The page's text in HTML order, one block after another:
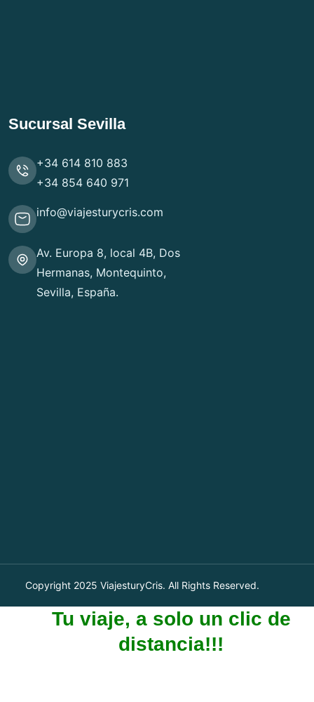
Sucursal Sevilla
+34 614 810 883
+34 854 640 971
info@viajesturycris.com
Av. Europa 8, local 4B, Dos
Hermanas, Montequinto,
Sevilla, España.
Copyright 2025 ViajesturyCris. All Rights Reserved.
Tu viaje, a solo un clic de
distancia!!!